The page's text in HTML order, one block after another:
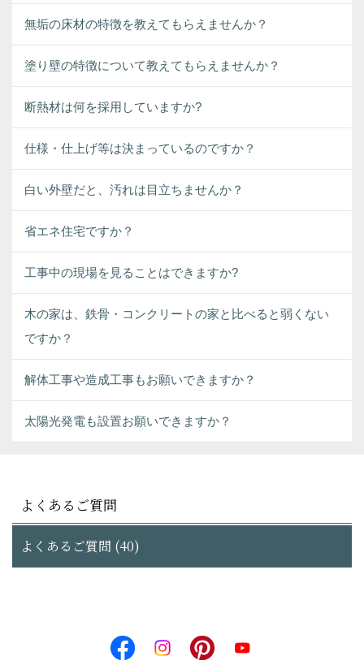
無垢の床材の特徴を教えてもらえませんか？
塗り壁の特徴について教えてもらえませんか？
断熱材は何を採用していますか?
仕様・仕上げ等は決まっているのですか？
白い外壁だと、汚れは目立ちませんか？
省エネ住宅ですか？
工事中の現場を見ることはできますか?
木の家は、鉄骨・コンクリートの家と比べると弱くない
ですか？
解体工事や造成工事もお願いできますか？
太陽光発電も設置お願いできますか？
よくあるご質問
よくあるご質問 (40)